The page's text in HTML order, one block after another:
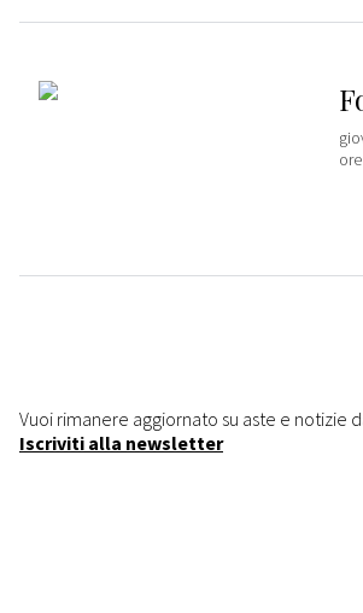
Vuoi rimanere aggiornato su aste e notizie
Iscriviti alla newsletter